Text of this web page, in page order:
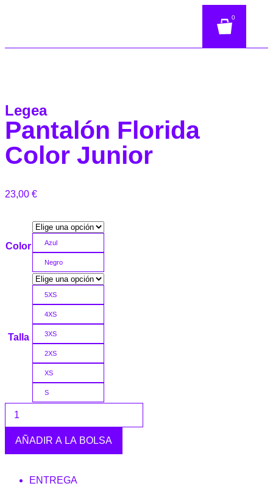
0
Legea
Pantalón Florida
Color Junior
23,00 €
Color Azul
Negro
Talla
5XS
4XS
3XS
2XS
XS
S
AÑADIR A LA BOLSA
ENTREGA